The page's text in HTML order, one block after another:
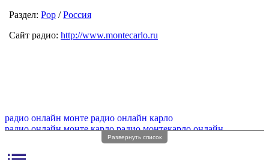
Раздел: Pop /Россия
Сайт радио: http://www.montecarlo.ru
радио онлайн монте радио онлайн карло
радио онлайн монте карло радио монтекарло онлайн
радио карло
радио монте карло
Развернуть список